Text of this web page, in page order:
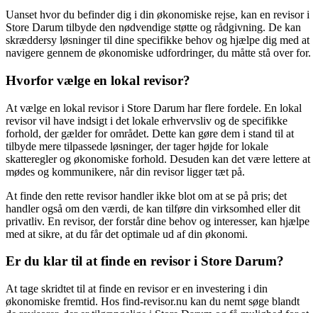
Uanset hvor du befinder dig i din økonomiske rejse, kan en revisor i
Store Darum tilbyde den nødvendige støtte og rådgivning. De kan
skræddersy løsninger til dine specifikke behov og hjælpe dig med at
navigere gennem de økonomiske udfordringer, du måtte stå over for.
Hvorfor vælge en lokal revisor?
At vælge en lokal revisor i Store Darum har flere fordele. En lokal
revisor vil have indsigt i det lokale erhvervsliv og de specifikke
forhold, der gælder for området. Dette kan gøre dem i stand til at
tilbyde mere tilpassede løsninger, der tager højde for lokale
skatteregler og økonomiske forhold. Desuden kan det være lettere at
mødes og kommunikere, når din revisor ligger tæt på.
At finde den rette revisor handler ikke blot om at se på pris; det
handler også om den værdi, de kan tilføre din virksomhed eller dit
privatliv. En revisor, der forstår dine behov og interesser, kan hjælpe
med at sikre, at du får det optimale ud af din økonomi.
Er du klar til at finde en revisor i Store Darum?
At tage skridtet til at finde en revisor er en investering i din
økonomiske fremtid. Hos find-revisor.nu kan du nemt søge blandt